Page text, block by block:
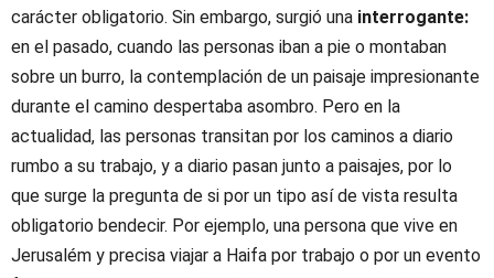
carácter obligatorio. Sin embargo, surgió una interrogante:
en el pasado, cuando las personas iban a pie o montaban
sobre un burro, la contemplación de un paisaje impresionante
durante el camino despertaba asombro. Pero en la
actualidad, las personas transitan por los caminos a diario
rumbo a su trabajo, y a diario pasan junto a paisajes, por lo
que surge la pregunta de si por un tipo así de vista resulta
obligatorio bendecir. Por ejemplo, una persona que vive en
Jerusalém y precisa viajar a Haifa por trabajo o por un evento